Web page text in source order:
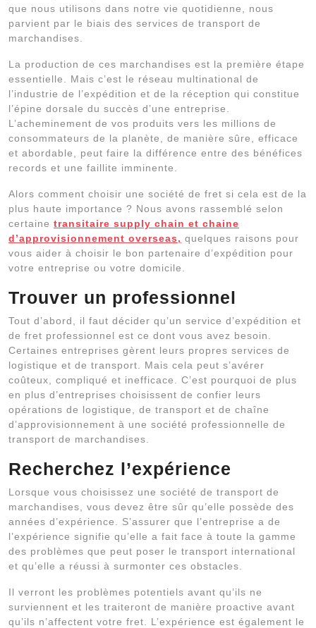
que nous utilisons dans notre vie quotidienne, nous
parvient par le biais des services de transport de
marchandises.
La production de ces marchandises est la première étape
essentielle. Mais c’est le réseau multinational de
l’industrie de l’expédition et de la réception qui constitue
l’épine dorsale du succès d’une entreprise.
L’acheminement de vos produits vers les millions de
consommateurs de la planète, de manière sûre, efficace
et abordable, peut faire la différence entre des bénéfices
records et une faillite imminente.
Alors comment choisir une société de fret si cela est de la
plus haute importance ? Nous avons rassemblé selon
certaine transitaire supply chain et chaine
d’approvisionnement overseas, quelques raisons pour
vous aider à choisir le bon partenaire d’expédition pour
votre entreprise ou votre domicile.
Trouver un professionnel
Tout d’abord, il faut décider qu’un service d’expédition et
de fret professionnel est ce dont vous avez besoin.
Certaines entreprises gèrent leurs propres services de
logistique et de transport. Mais cela peut s’avérer
coûteux, compliqué et inefficace. C’est pourquoi de plus
en plus d’entreprises choisissent de confier leurs
opérations de logistique, de transport et de chaîne
d’approvisionnement à une société professionnelle de
transport de marchandises.
Recherchez l’expérience
Lorsque vous choisissez une société de transport de
marchandises, vous devez être sûr qu’elle possède des
années d’expérience. S’assurer que l’entreprise a de
l’expérience signifie qu’elle a fait face à toute la gamme
des problèmes que peut poser le transport international
et qu’elle a réussi à surmonter ces obstacles.
Il verront les problèmes potentiels avant qu’ils ne
surviennent et les traiteront de manière proactive avant
qu’ils n’affectent votre fret. L’expérience est également le